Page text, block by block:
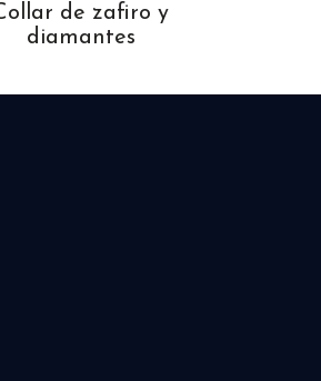
de zafiro y
diamantes